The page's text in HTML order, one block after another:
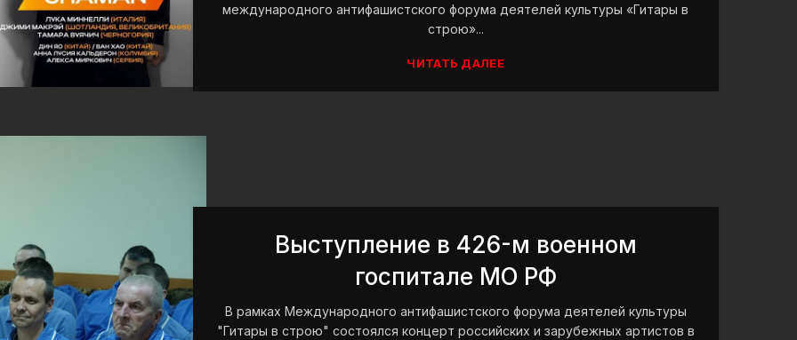
международного антифашистского форума деятелей культуры «Гитары в
строю»...
ЧИТАТЬ ДАЛЕЕ
Выступление в 426-м военном
госпитале МО РФ
В рамках Международного антифашистского форума деятелей культуры
"Гитары в строю" состоялся концерт российских и зарубежных артистов в